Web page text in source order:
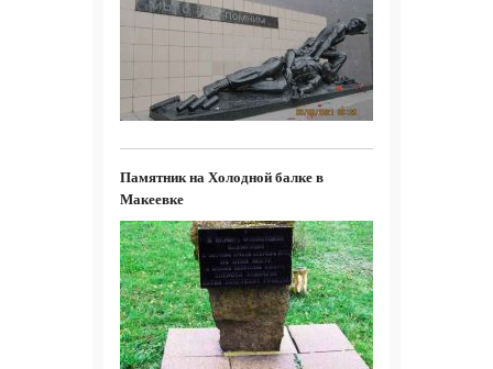
Памятник на Холодной балке в
Макеевке